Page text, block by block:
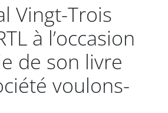
Vingt-Trois
à l’occasion
de son livre
voulons-